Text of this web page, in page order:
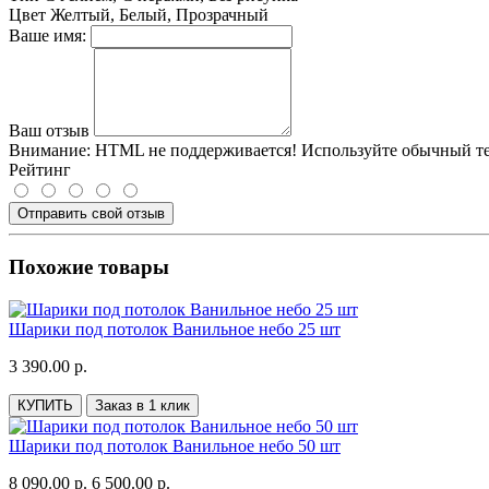
Цвет Желтый, Белый, Прозрачный
Ваше имя:
Ваш отзыв
Внимание: HTML не поддерживается! Используйте обычный
Рейтинг
Отправить свой отзыв
Похожие товары
Шарики под потолок Ванильное небо 25 шт
3 390.00 р.
КУПИТЬ Заказ в 1 клик
Шарики под потолок Ванильное небо 50 шт
8 090.00 р. 6 500.00 р.